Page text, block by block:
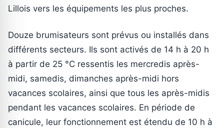
Lillois vers les équipements les plus proches.
Douze brumisateurs sont prévus ou installés dans
différents secteurs. Ils sont activés de 14 h à 20 h
à partir de 25 °C ressentis les mercredis après-
midi, samedis, dimanches après-midi hors
vacances scolaires, ainsi que tous les après-midis
pendant les vacances scolaires. En période de
canicule, leur fonctionnement est étendu de 10 h à